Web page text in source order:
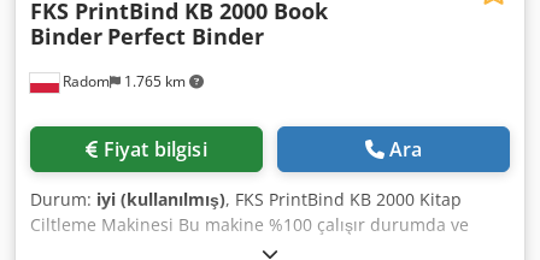
Radom 1.765 km
FKS PrintBind KB 2000 Book
Binder Perfect Binder
Fiyat bilgisi Ara
Durum: iyi (kullanılmış), FKS PrintBind KB 2000 Kitap
Ciltleme Makinesi Bu makine %100 çalışır durumda ve
kullanıma hazırdır. Üretici: FKS Hamburg, Almanya. Kitap,